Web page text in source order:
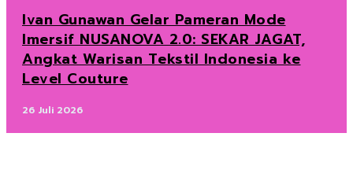
Ivan Gunawan Gelar Pameran Mode
Imersif NUSANOVA 2.0: SEKAR JAGAT,
Angkat Warisan Tekstil Indonesia ke
Level Couture
26 Juli 2026